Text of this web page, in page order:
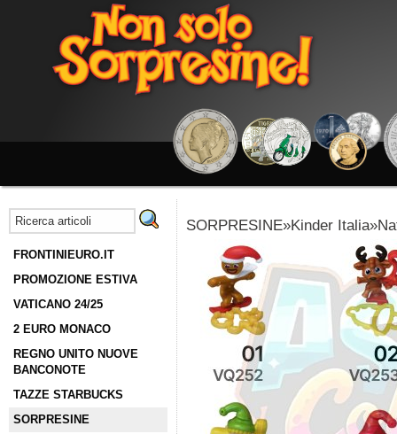
FRONTINIEURO.IT
PROMOZIONE ESTIVA
VATICANO 24/25
2 EURO MONACO
REGNO UNITO NUOVE
BANCONOTE
TAZZE STARBUCKS
SORPRESINE
SORPRESINE»Kinder